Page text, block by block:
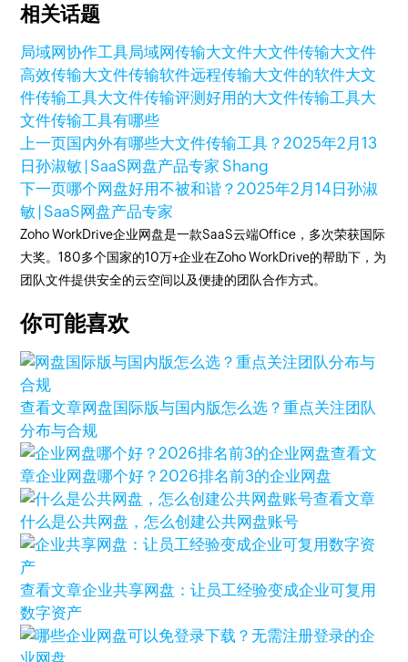
相关话题
局域网协作工具局域网传输大文件大文件传输大文件
高效传输大文件传输软件远程传输大文件的软件大文
件传输工具大文件传输评测好用的大文件传输工具大
文件传输工具有哪些
上一页国内外有哪些大文件传输工具？2025年2月13
日孙淑敏 | SaaS网盘产品专家 Shang
下一页哪个网盘好用不被和谐？2025年2月14日孙淑
敏 | SaaS网盘产品专家
Zoho WorkDrive企业网盘是一款SaaS云端Office，多次荣获国际
大奖。180多个国家的10万+企业在Zoho WorkDrive的帮助下，为
团队文件提供安全的云空间以及便捷的团队合作方式。
你可能喜欢
查看文章网盘国际版与国内版怎么选？重点关注团队
分布与合规
查看文
章企业网盘哪个好？2026排名前3的企业网盘
查看文章
什么是公共网盘，怎么创建公共网盘账号
查看文章企业共享网盘：让员工经验变成企业可复用
数字资产